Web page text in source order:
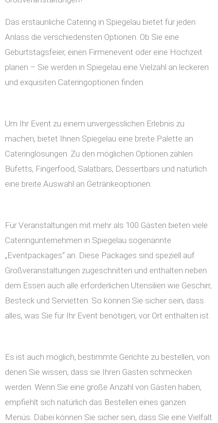
Das erstaunliche Catering in Spiegelau bietet für jeden
Anlass die verschiedensten Optionen. Ob Sie eine
Geburtstagsfeier, einen Firmenevent oder eine Hochzeit
planen – Sie werden in Spiegelau eine Vielzahl an leckeren
und exquisiten Cateringoptionen finden.
Um Ihr Event zu einem unvergesslichen Erlebnis zu
machen, bietet Ihnen Spiegelau eine breite Palette an
Cateringlösungen. Zu den möglichen Optionen zählen
Büfetts, Fingerfood, Salatbars, Dessertbars und natürlich
eine breite Auswahl an Getränkeoptionen.
Für Veranstaltungen mit mehr als 100 Gästen bieten viele
Cateringunternehmen in Spiegelau sogenannte
„Eventpackages“ an. Diese Packages sind speziell auf
Großveranstaltungen zugeschnitten und enthalten neben
dem Essen auch alle erforderlichen Utensilien wie Geschirr,
Besteck und Servietten. So können Sie sicher sein, dass
alles, was Sie für Ihr Event benötigen, vor Ort enthalten ist.
Es ist auch möglich, bestimmte Gerichte zu bestellen, von
denen Sie wissen, dass sie Ihren Gästen schmecken
werden. Wenn Sie eine große Anzahl von Gästen haben,
empfiehlt sich natürlich das Bestellen eines ganzen
Menüs. Dabei können Sie sicher sein, dass Sie eine Vielfalt